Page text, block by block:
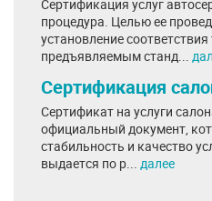
Сертификация услуг
процедура. Целью ее
установление
предъявляемым станд...
Сертификация
Сертификат на услуги
официальный документ,
стабильность и качество
выдается по р... далее